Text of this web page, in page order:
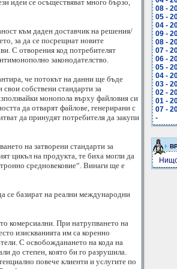
идеи се осъществяват много бързо,
към даден доставчик на решения/
за да се посрещнат новите
С отворения код потребителят
законодателство.
че потокът на данни ще бъде
собствени стандарти за
монопола върху файловия си
да отварят файлове, генерирани с
да принудят потребителя да закупи
на затворени стандарти за
цикъл на продукта, те биха могли да
средновековие“. Винаги ще е
се базират на реални международни
комерсиални. При натрупването на
изискванията им са коренно
С освобожданането на кода на
до степен, която би го разрушила.
повече клиенти и услугите по
08 -
05 -
04 -
09 -
08 -
07 -
06 -
05 -
04 -
03 -
02 -
01 -
07 -
-